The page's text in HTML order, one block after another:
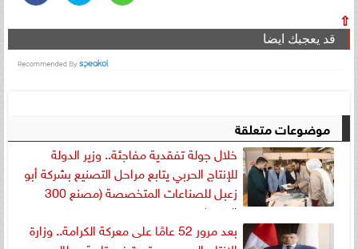
⇧
قد يعجبك ايضا
موضوعات متعلقة
خلال جولة تفقدية مفاجئة.. وزير الدولة
للإنتاج الحربي يتابع مراحل التصنيع بشركة أبو
زعبل للصناعات المتخصصة (مصنع 300
الحربي)
بعد مرور 52 عامًا على معركة الكرامة.. وزارة